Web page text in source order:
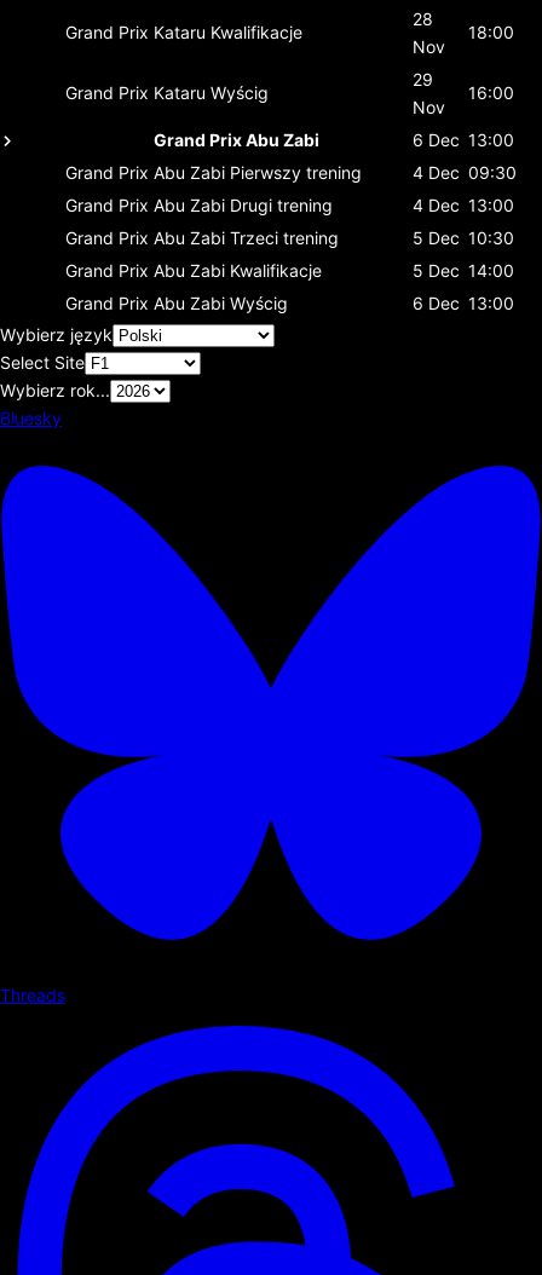
Grand Prix Kataru Kwalifikacje
28
Nov
18:00
Grand Prix Kataru Wyścig
29
Nov
16:00
Grand Prix Abu Zabi 6 Dec 13:00
Grand Prix Abu Zabi Pierwszy trening 4 Dec 09:30
Grand Prix Abu Zabi Drugi trening 4 Dec 13:00
Grand Prix Abu Zabi Trzeci trening 5 Dec 10:30
Grand Prix Abu Zabi Kwalifikacje 5 Dec 14:00
Grand Prix Abu Zabi Wyścig 6 Dec 13:00
Wybierz język
Select Site
Wybierz rok...
Bluesky
Threads